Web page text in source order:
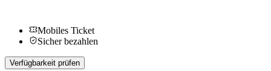
Mobiles Ticket
Sicher bezahlen
Verfügbarkeit prüfen